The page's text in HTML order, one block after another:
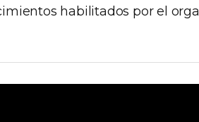
habilitados por el